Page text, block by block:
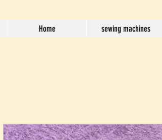
Home sewing machines